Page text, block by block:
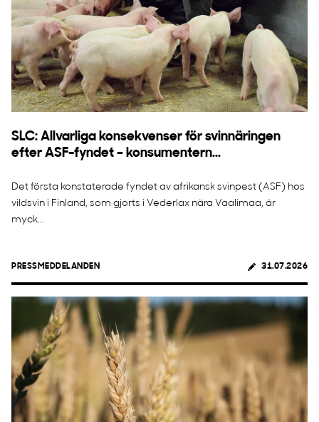
SLC: Allvarliga konsekvenser för svinnäringen
efter ASF-fyndet – konsumentern...
Det första konstaterade fyndet av afrikansk svinpest (ASF) hos
vildsvin i Finland, som gjorts i Vederlax nära Vaalimaa, är
myck...
PRESSMEDDELANDEN 31.07.2026